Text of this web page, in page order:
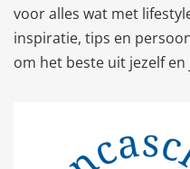
voor alles wat met
inspiratie, tips en
om het beste uit jezelf